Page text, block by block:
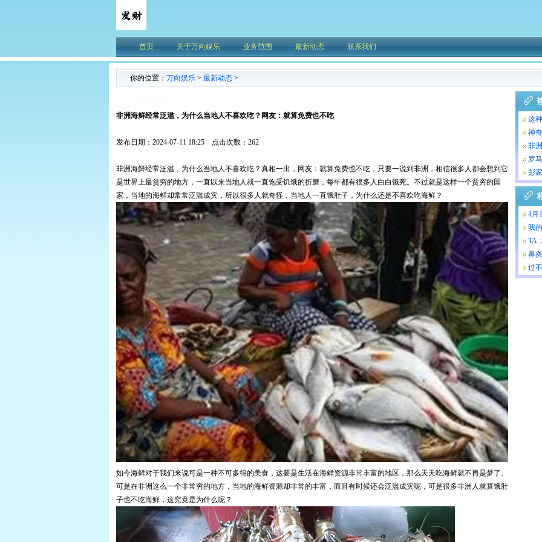
首页 关于万向娱乐 业务范围 最新动态 联系我们
你的位置： 万向娱乐 > 最新动态 >
非洲海鲜经常泛滥，为什么当地人不喜欢吃？网友：就算免费也不吃
发布日期：2024-07-11 18:25 点击次数：262
非洲海鲜经常泛滥，为什么当地人不喜欢吃？真相一出，网友：就算免费也不吃，只要一说到非洲，相信很多人都会想到它
是世界上最贫穷的地方，一直以来当地人就一直饱受饥饿的折磨，每年都有很多人白白饿死。不过就是这样一个贫穷的国
家，当地的海鲜却常常泛滥成灾，所以很多人就奇怪，当地人一直饿肚子，为什么还是不喜欢吃海鲜？
如今海鲜对于我们来说可是一种不可多得的美食，这要是生活在海鲜资源非常丰富的地区，那么天天吃海鲜就不再是梦了。
可是在非洲这么一个非常穷的地方，当地的海鲜资源却非常的丰富，而且有时候还会泛滥成灾呢，可是很多非洲人就算饿肚
子也不吃海鲜，这究竟是为什么呢？
这
天
神
秘!
非
友
罗
彭
4月
我
整
TA
鼻
过
很